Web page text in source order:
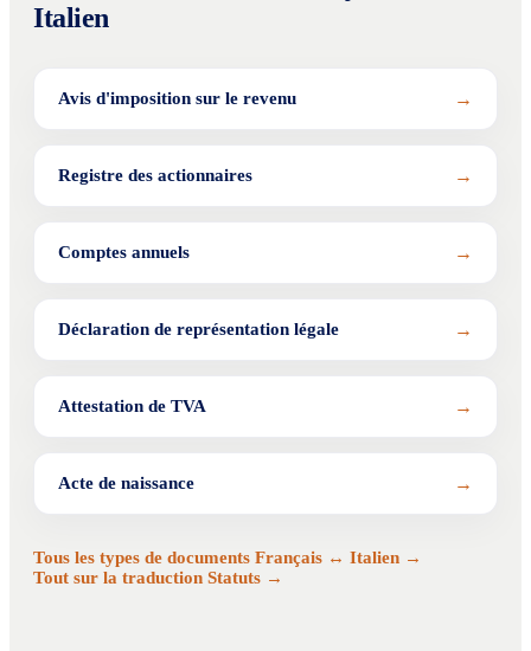
Italien
Avis d'imposition sur le revenu →
Registre des actionnaires →
Comptes annuels →
Déclaration de représentation légale →
Attestation de TVA →
Acte de naissance →
Tous les types de documents Français ↔ Italien →
Tout sur la traduction Statuts →